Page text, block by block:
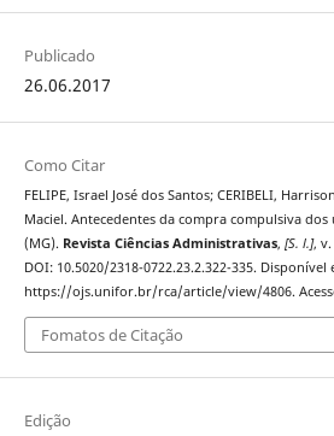
Publicado
26.06.2017
Como Citar
FELIPE, Israel José dos Santos; CERIBELI,
Maciel. Antecedentes da compra compulsiva
(MG). Revista Ciências Administrativas, [S. l.], v.
DOI: 10.5020/2318-0722.23.2.322-335. Disponível
https://ojs.unifor.br/rca/article/view/4806.
Fomatos de Citação
Edição